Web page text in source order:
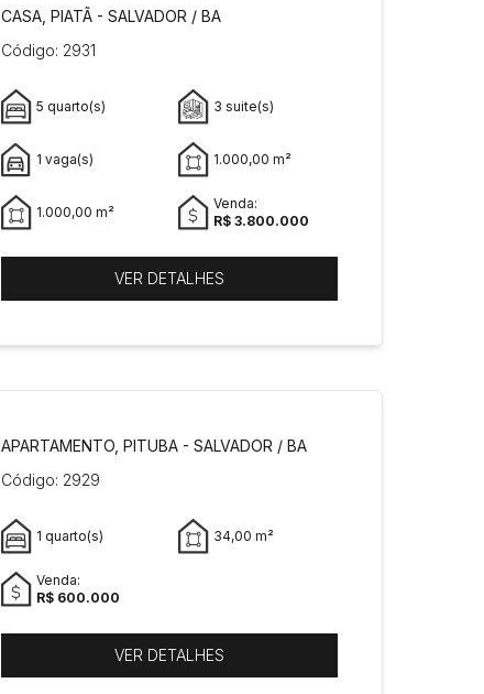
CASA, PIATÃ - SALVADOR / BA
Código: 2931
5 quarto(s) 3 suite(s)
1 vaga(s) 1.000,00 m²
1.000,00 m²
Venda:
R$ 3.800.000
VER DETALHES
APARTAMENTO, PITUBA - SALVADOR / BA
Código: 2929
1 quarto(s) 34,00 m²
Venda:
R$ 600.000
VER DETALHES